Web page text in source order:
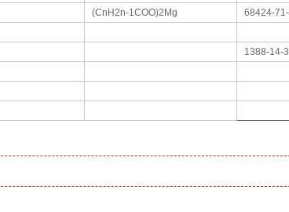
(CnH2n-1COO)2Mg
68424-
1388-14-3